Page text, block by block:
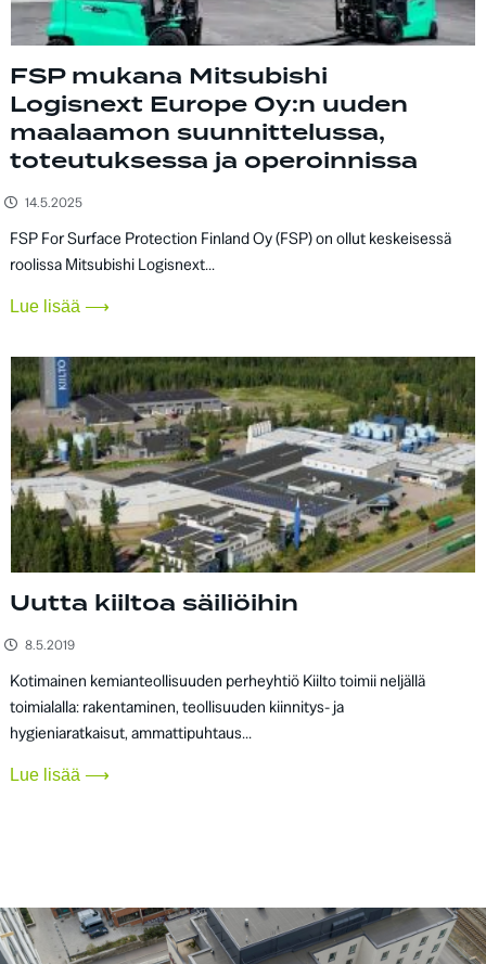
FSP mukana Mitsubishi
Logisnext Europe Oy:n uuden
maalaamon suunnittelussa,
toteutuksessa ja operoinnissa
14.5.2025
FSP For Surface Protection Finland Oy (FSP) on ollut keskeisessä
roolissa Mitsubishi Logisnext...
Lue lisää ⟶
Uutta kiiltoa säiliöihin
8.5.2019
Kotimainen kemianteollisuuden perheyhtiö Kiilto toimii neljällä
toimialalla: rakentaminen, teollisuuden kiinnitys- ja
hygieniaratkaisut, ammattipuhtaus...
Lue lisää ⟶